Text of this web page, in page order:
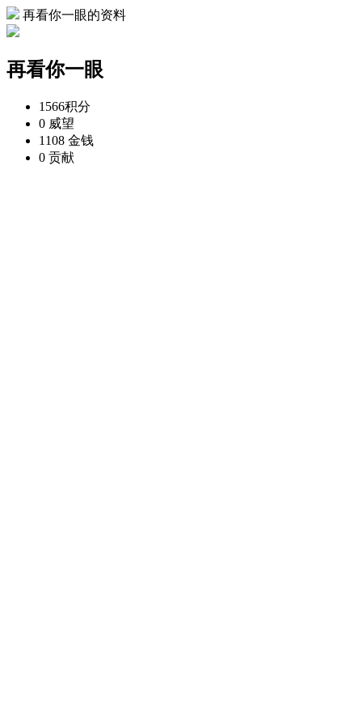
再看你一眼的资料
再看你一眼
1566积分
0 威望
1108 金钱
0 贡献